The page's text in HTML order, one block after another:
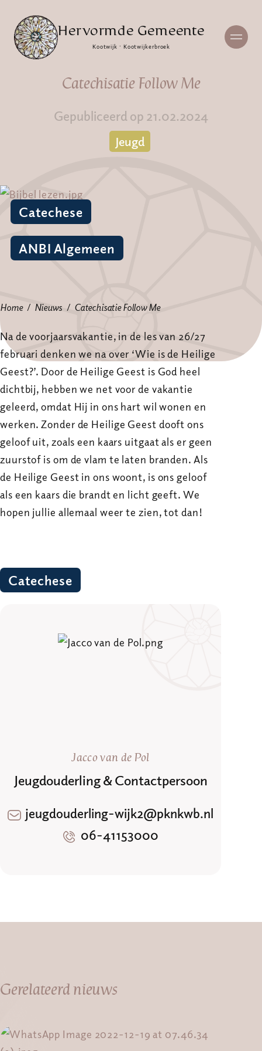
Hervormde Gemeente
Kootwijk · Kootwijkerbroek
Catechisatie Follow Me
Gepubliceerd op 21.02.2024
Jeugd
Catechese
ANBI Algemeen
Home Nieuws Catechisatie Follow Me
Na de voorjaarsvakantie, in de les van 26/27
februari denken we na over ‘Wie is de Heilige
Geest?’. Door de Heilige Geest is God heel
dichtbij, hebben we net voor de vakantie
geleerd, omdat Hij in ons hart wil wonen en
werken. Zonder de Heilige Geest dooft ons
geloof uit, zoals een kaars uitgaat als er geen
zuurstof is om de vlam te laten branden. Als
de Heilige Geest in ons woont, is ons geloof
als een kaars die brandt en licht geeft. We
hopen jullie allemaal weer te zien, tot dan!
Catechese
Jacco van de Pol
Jeugdouderling & Contactpersoon
jeugdouderling-wijk2@pknkwb.nl
06-41153000
Gerelateerd nieuws